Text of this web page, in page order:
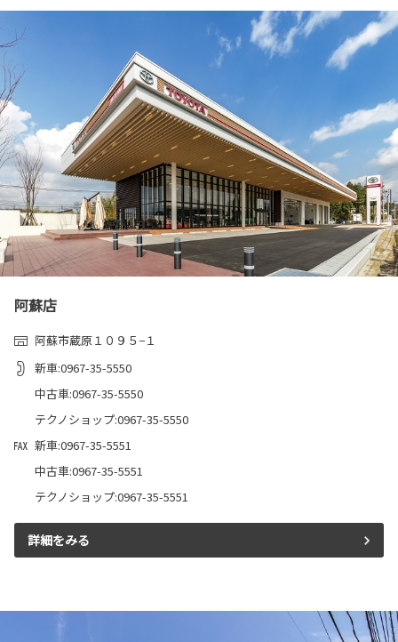
阿蘇店
阿蘇市蔵原１０９５−１
新車:0967-35-5550
中古車:0967-35-5550
テクノショップ:0967-35-5550
新車:0967-35-5551
中古車:0967-35-5551
テクノショップ:0967-35-5551
詳細をみる